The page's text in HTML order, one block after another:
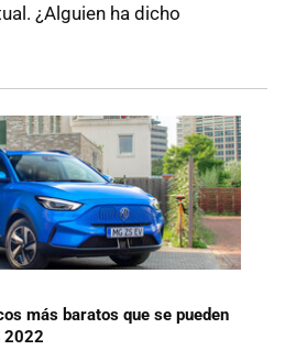
¿Alguien ha dicho
más baratos que se pueden
2022